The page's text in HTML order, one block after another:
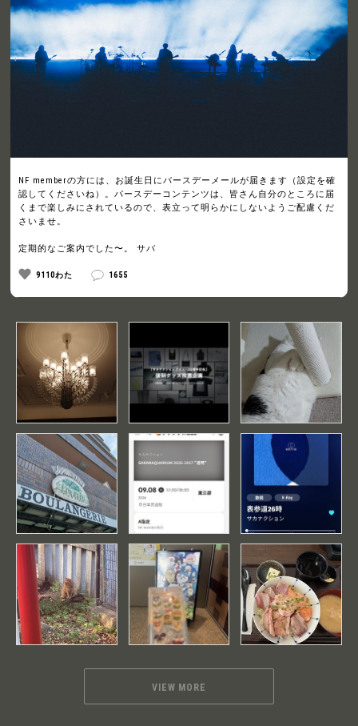
NF memberの方には、お誕生日にバースデーメールが届きます（設定を確
認してくださいね）。バースデーコンテンツは、皆さん自分のところに届
くまで楽しみにされているので、表立って明らかにしないようご配慮くだ
さいませ。
定期的なご案内でした〜。 サバ
9110わた 1655
VIEW MORE